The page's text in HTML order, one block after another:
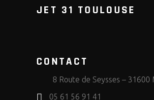
JET 31 TOULOUSE
CONTACT
8 Route de Seysses – 31600
05 61 56 91 41